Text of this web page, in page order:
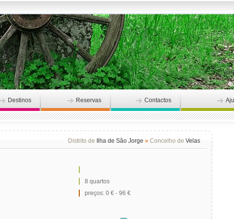
Destinos Reservas Contactos
Distrito de Ilha de São Jorge » Concelho de Velas
8 quartos
preços: 0 € - 96 €